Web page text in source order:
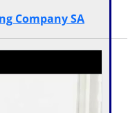
Company SA